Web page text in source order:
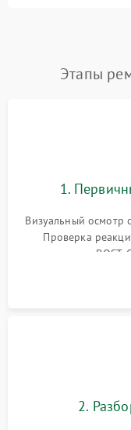
Этапы
1.
Визуальный осмотр
Проверка
сигналов
локализации
2.